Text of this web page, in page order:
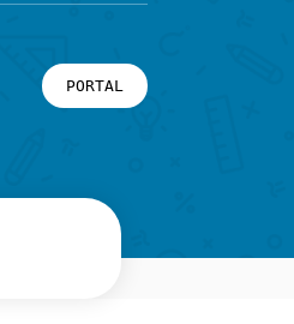
PORTAL